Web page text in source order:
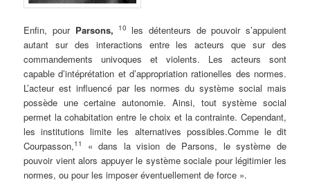
Enfin, pour Parsons, 10les détenteurs de pouvoir s’appuient
autant sur des interactions entre les acteurs que sur des
commandements univoques et violents. Les acteurs sont
capable d’intéprétation et d’appropriation rationelles des normes.
L’acteur est influencé par les normes du système social mais
possède une certaine autonomie. Ainsi, tout système social
permet la cohabitation entre le choix et la contrainte. Cependant,
les institutions limite les alternatives possibles.Comme le dit
Courpasson,11
« dans la vision de Parsons, le système de
pouvoir vient alors appuyer le système sociale pour légitimier les
normes, ou pour les imposer éventuellement de force ».